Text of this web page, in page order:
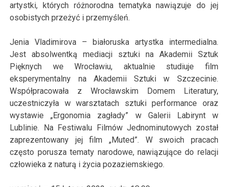
artystki, których różnorodna tematyka nawiązuje do jej
osobistych przeżyć i przemyśleń.
Jenia Vladimirova – białoruska artystka intermedialna.
Jest absolwentką mediacji sztuki na Akademii Sztuk
Pięknych we Wrocławiu, aktualnie studiuje film
eksperymentalny na Akademii Sztuki w Szczecinie.
Współpracowała z Wrocławskim Domem Literatury,
uczestniczyła w warsztatach sztuki performance oraz
wystawie „Ergonomia zagłady” w Galerii Labirynt w
Lublinie. Na Festiwalu Filmów Jednominutowych został
zaprezentowany jej film „Muted”. W swoich pracach
często porusza tematy narodowe, nawiązujące do relacji
człowieka z naturą i życia pozaziemskiego.